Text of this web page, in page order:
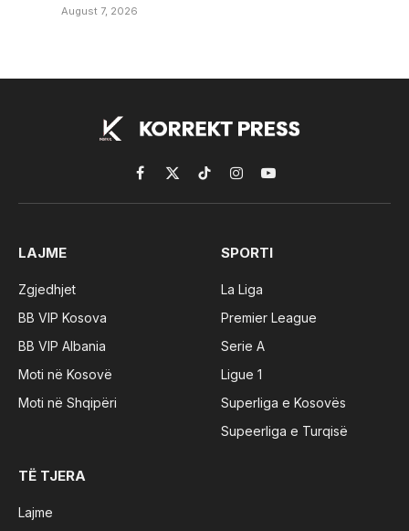
August 7, 2026
Facebook
X
(Twitter)
TikTokInstagramYouTube
LAJME
Zgjedhjet
BB VIP Kosova
BB VIP Albania
Moti në Kosovë
Moti në Shqipëri
SPORTI
La Liga
Premier League
Serie A
Ligue 1
Superliga e Kosovës
Supeerliga e Turqisë
TË TJERA
Lajme